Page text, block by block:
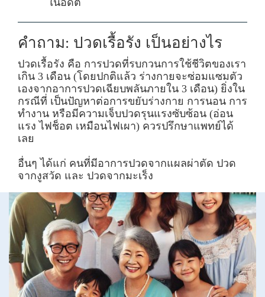
ในอดีต
คำถาม: ปวดเรื้อรัง เป็นอย่างไร
ปวดเรื้อรัง คือ การปวดที่รบกวนการใช้ชีวิตของเรา
เกิน 3 เดือน (โดยปกติแล้ว ร่างกายจะซ่อมแซมตัว
เองจากอาการปวดเฉียบพลันภายใน 3 เดือน)​ ยิ่งใน
กรณีที่ เป็นปัญหาต่อการขยับร่างกาย การนอน การ
ทำงาน หรือมีความเจ็บปวดรุนแรงซับซ้อน (อ่อน
แรง ไฟช็อต เหมือนไฟเผา) ควรปรึกษาแพทย์ได้
เลย
อื่นๆ ได้แก่ คนที่มีอาการปวดจากแผลผ่าตัด ปวด
จากงูสวัด และ ปวดจากมะเร็ง